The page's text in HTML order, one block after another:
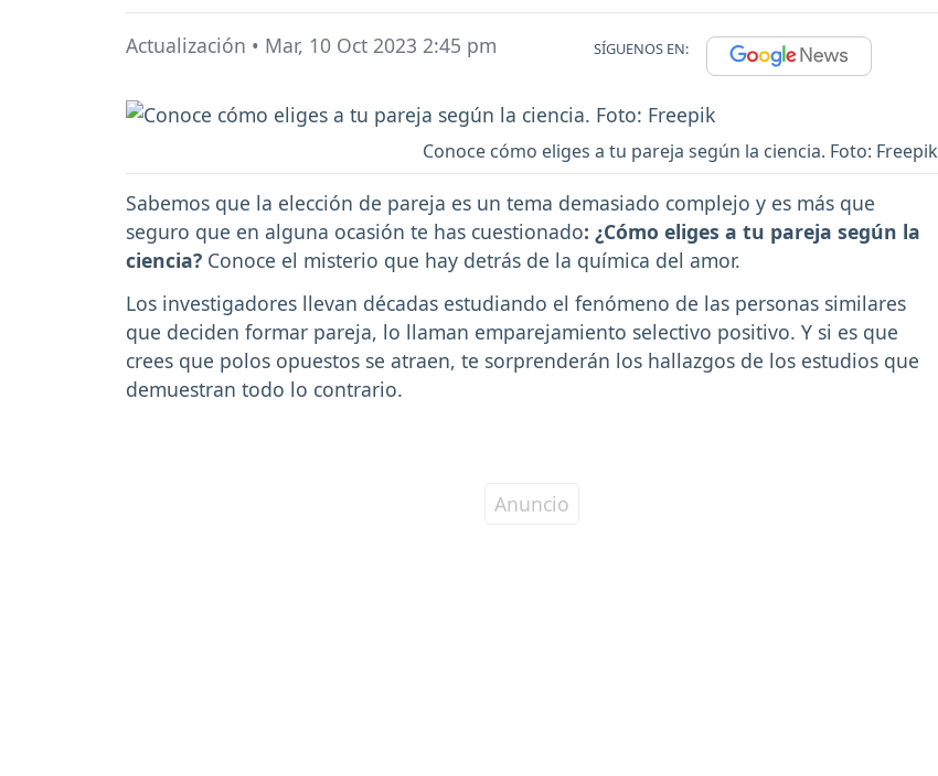
Actualización • Mar, 10 Oct 2023 2:45 pm SÍGUENOS EN:
Conoce cómo eliges a tu pareja según la ciencia. Foto: Freepik
Sabemos que la elección de pareja es un tema demasiado complejo y es más que
seguro que en alguna ocasión te has cuestionado: ¿Cómo eliges a tu pareja según la
ciencia? Conoce el misterio que hay detrás de la química del amor.
Los investigadores llevan décadas estudiando el fenómeno de las personas similares
que deciden formar pareja, lo llaman emparejamiento selectivo positivo. Y si es que
crees que polos opuestos se atraen, te sorprenderán los hallazgos de los estudios que
demuestran todo lo contrario.